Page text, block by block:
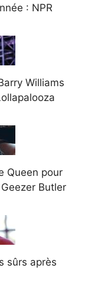
: NPR
Williams
Queen pour
Butler
sûrs après